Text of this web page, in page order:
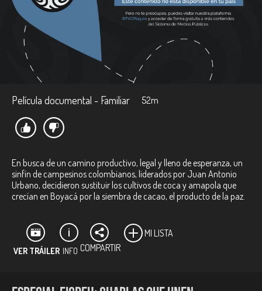
Película documental - Familiar 52m
En busca de un camino productivo, legal y lleno de esperanza, un
sinfín de campesinos colombianos, liderados por Juan Antonio
Urbano, decidieron sustituir los cultivos de coca y amapola que
crecían en Boyacá por la siembra de cacao, el producto de la paz.
VER TRÁILER INFO COMPARTIR
MI LISTA